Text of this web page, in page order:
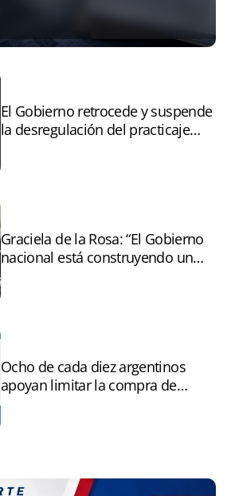
El Gobierno retrocede y suspende
la desregulación del practicaje
Graciela de la Rosa: “El Gobierno
nacional está construyendo un
Ocho de cada diez argentinos
apoyan limitar la compra de